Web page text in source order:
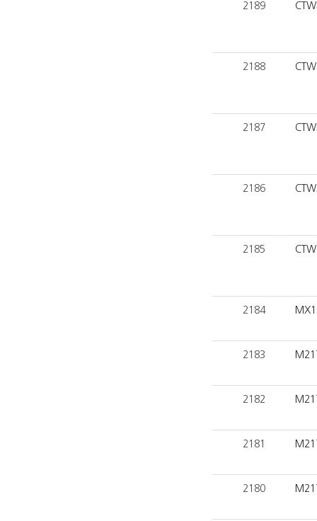
2189
2188
2187
2186
2185
2184
2183
2182
2181
2180